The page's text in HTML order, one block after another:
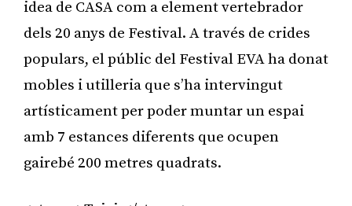
idea de CASA com a element vertebrador
dels 20 anys de Festival. A través de crides
populars, el públic del Festival EVA ha donat
mobles i utilleria que s’ha intervingut
artísticament per poder muntar un espai
amb 7 estances diferents que ocupen
gairebé 200 metres quadrats.